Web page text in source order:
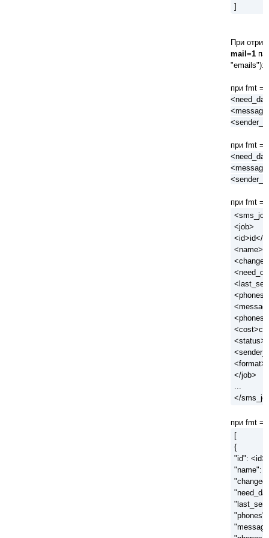
]
При
mail=1
"emails"):
при fmt =
при fmt =
при fmt =
<job>
<id>id</
</job>
</
при fmt =
[
{
"id": <id>,
"name":